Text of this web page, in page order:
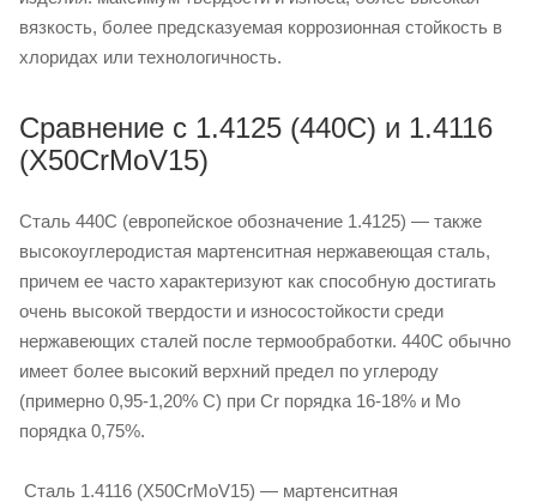
вязкость, более предсказуемая коррозионная стойкость в
хлоридах или технологичность.
Сравнение с 1.4125 (440C) и 1.4116
(X50CrMoV15)
Сталь 440C (европейское обозначение 1.4125) — также
высокоуглеродистая мартенситная нержавеющая сталь,
причем ее часто характеризуют как способную достигать
очень высокой твердости и износостойкости среди
нержавеющих сталей после термообработки. 440C обычно
имеет более высокий верхний предел по углероду
(примерно 0,95-1,20% C) при Cr порядка 16-18% и Mo
порядка 0,75%.
Сталь 1.4116 (X50CrMoV15) — мартенситная